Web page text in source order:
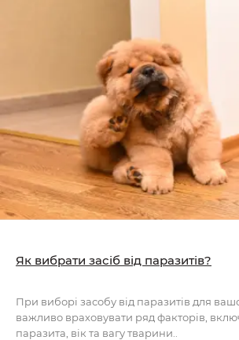
Як вибрати засіб від паразитів?
При виборі засобу від паразитів для
важливо враховувати ряд факторів,
паразита, вік та вагу тварини..